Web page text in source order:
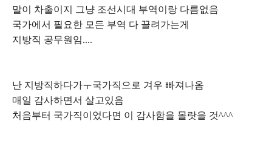
말이 차출이지 그냥 조선시대 부역이랑 다름없음
국가에서 필요한 모든 부역 다 끌려가는게
지방직 공무원임....
난 지방직하다가ㅜ국가직으로 겨우 빠져나옴
매일 감사하면서 살고있음
처음부터 국가직이었다면 이 감사함을 몰랏을 것^^^